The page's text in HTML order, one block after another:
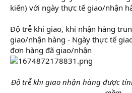
kiến) với ngày thực tế giao/nhận
Độ trễ khi giao, khi nhận hàng
giao/nhận hàng - Ngày thực tế
đơn hàng đã giao/nhận
Độ trễ khi giao nhận hàng được